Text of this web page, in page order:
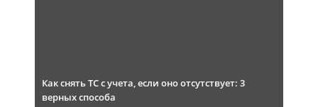
Как снять ТС с учета, если оно отсутствует: 3
верных способа